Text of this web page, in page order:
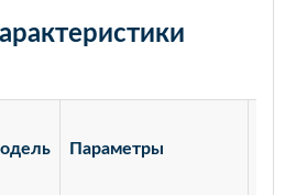
Параметры